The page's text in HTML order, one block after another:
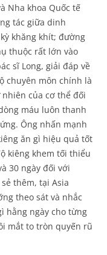
Nha khoa Quốc tế
tác giữa dinh
khăng khít; đường
thuộc rất lớn vào
sĩ Long, giải đáp về
chuyên môn chính là
của cơ thể đối
máu luôn thanh
Ông nhấn mạnh
ăn gì hiệu quả tốt
kiêng khem tối thiểu
30 ngày đối với
thêm, tại Asia
theo sát và nhắc
hằng ngày cho từng
mắt to tròn quyến rũ